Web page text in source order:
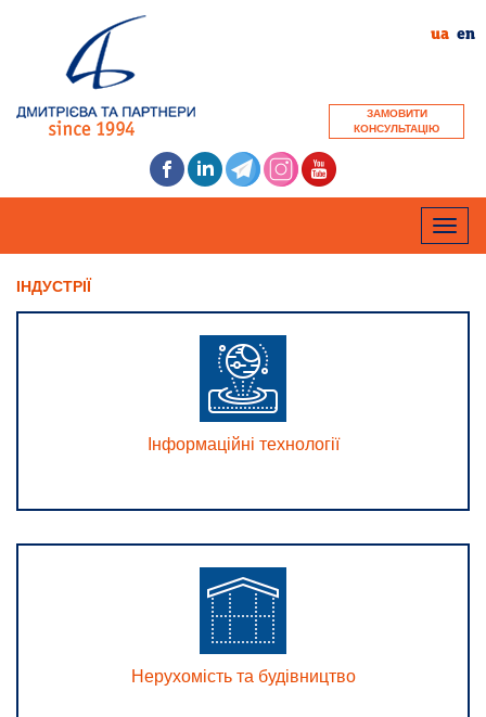
ЗАМОВИТИ
КОНСУЛЬТАЦІЮ
ua en
Toggle
ІНДУСТРІЇ
Інформаційні технології
Нерухомість та будівництво